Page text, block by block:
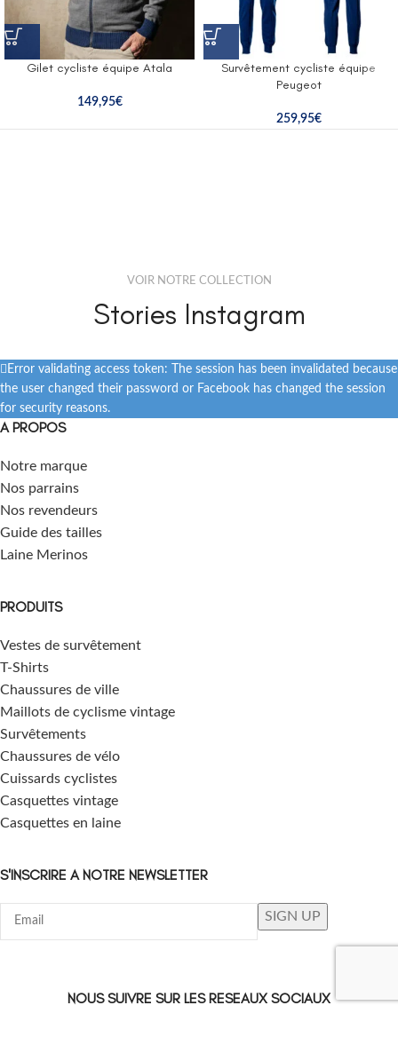
Gilet cycliste équipe Atala
149,95€
Survêtement cycliste équipe
Peugeot
259,95€
VOIR NOTRE COLLECTION
Stories Instagram
Error validating access token: The session has been invalidated because
the user changed their password or Facebook has changed the session
for security reasons.
A PROPOS
Notre marque
Nos parrains
Nos revendeurs
Guide des tailles
Laine Merinos
PRODUITS
Vestes de survêtement
T-Shirts
Chaussures de ville
Maillots de cyclisme vintage
Survêtements
Chaussures de vélo
Cuissards cyclistes
Casquettes vintage
Casquettes en laine
S'INSCRIRE A NOTRE NEWSLETTER
NOUS SUIVRE SUR LES RESEAUX SOCIAUX